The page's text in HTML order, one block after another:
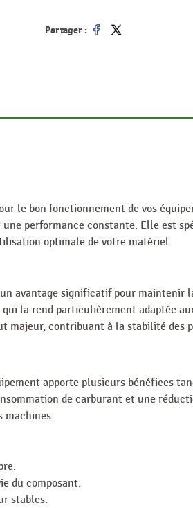
Partager :
le bon fonctionnement de vos
performance constante. Elle est
optimale de votre matériel.
avantage significatif pour maintenir
la rend particulièrement adaptée
majeur, contribuant à la stabilité des
apporte plusieurs bénéfices
de carburant et une
machines.
du composant.
stables.